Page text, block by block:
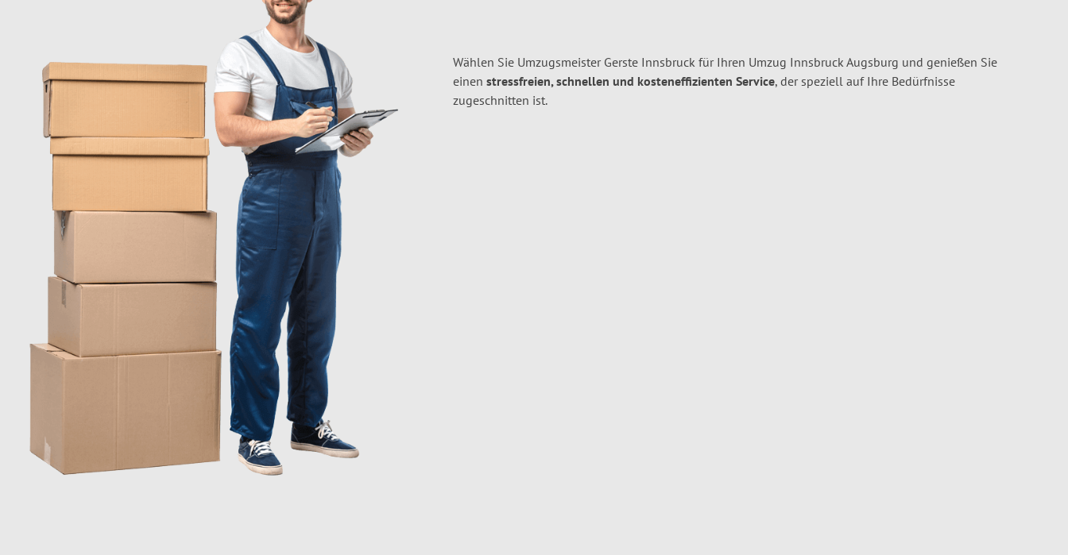
Wählen Sie Umzugsmeister Gerste Innsbruck für Ihren Umzug Innsbruck Augsburg und genießen Sie
einen stressfreien, schnellen und kosteneffizienten Service, der speziell auf Ihre Bedürfnisse
zugeschnitten ist.